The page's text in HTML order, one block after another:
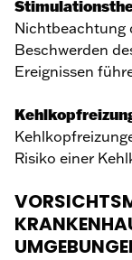
Nichtbeachtung
Beschwerden
Ereignissen
Risiko einer